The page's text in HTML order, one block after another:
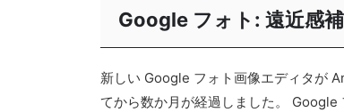
Google フォト: 遠近感
新しい Google フォト画像エディタが
てから数か月が経過しました。